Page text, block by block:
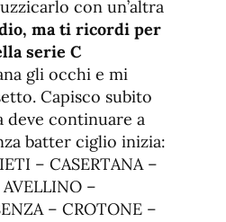
con un’altra
ma ti ricordi per
serie C
gli occhi e mi
Capisco subito
deve continuare a
batter ciglio inizia:
– CASERTANA –
–
– CROTONE –